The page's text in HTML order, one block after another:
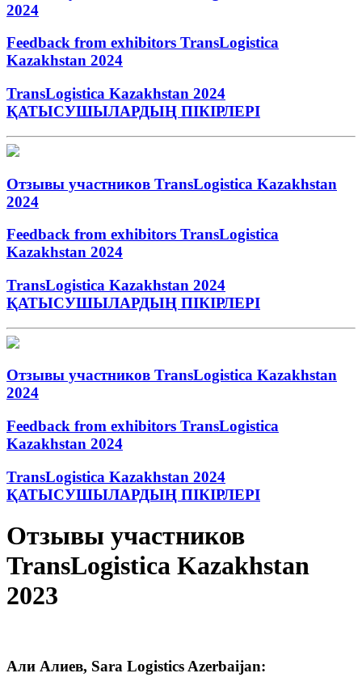
2024
Feedback from exhibitors TransLogistica
Kazakhstan 2024
TransLogistica Kazakhstan 2024
ҚАТЫСУШЫЛАРДЫҢ ПІКІРЛЕРІ
Отзывы участников TransLogistica Kazakhstan
2024
Feedback from exhibitors TransLogistica
Kazakhstan 2024
TransLogistica Kazakhstan 2024
ҚАТЫСУШЫЛАРДЫҢ ПІКІРЛЕРІ
Отзывы участников TransLogistica Kazakhstan
2024
Feedback from exhibitors TransLogistica
Kazakhstan 2024
TransLogistica Kazakhstan 2024
ҚАТЫСУШЫЛАРДЫҢ ПІКІРЛЕРІ
Отзывы участников
TransLogistica Kazakhstan
2023
Али Алиев, Sara Logistics Azerbaijan: